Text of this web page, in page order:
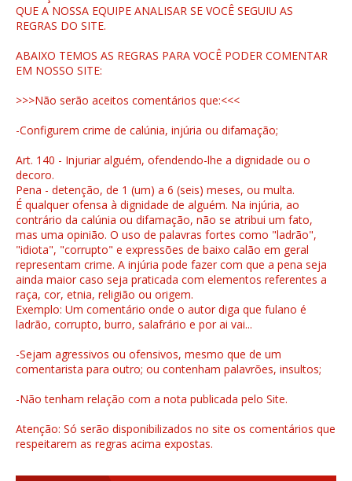
QUE A NOSSA EQUIPE ANALISAR SE VOCÊ SEGUIU AS
REGRAS DO SITE.
ABAIXO TEMOS AS REGRAS PARA VOCÊ PODER COMENTAR
EM NOSSO SITE:
>>>Não serão aceitos comentários que:<<<
-Configurem crime de calúnia, injúria ou difamação;
Art. 140 - Injuriar alguém, ofendendo-lhe a dignidade ou o
decoro.
Pena - detenção, de 1 (um) a 6 (seis) meses, ou multa.
É qualquer ofensa à dignidade de alguém. Na injúria, ao
contrário da calúnia ou difamação, não se atribui um fato,
mas uma opinião. O uso de palavras fortes como "ladrão",
"idiota", "corrupto" e expressões de baixo calão em geral
representam crime. A injúria pode fazer com que a pena seja
ainda maior caso seja praticada com elementos referentes a
raça, cor, etnia, religião ou origem.
Exemplo: Um comentário onde o autor diga que fulano é
ladrão, corrupto, burro, salafrário e por ai vai...
-Sejam agressivos ou ofensivos, mesmo que de um
comentarista para outro; ou contenham palavrões, insultos;
-Não tenham relação com a nota publicada pelo Site.
Atenção: Só serão disponibilizados no site os comentários que
respeitarem as regras acima expostas.